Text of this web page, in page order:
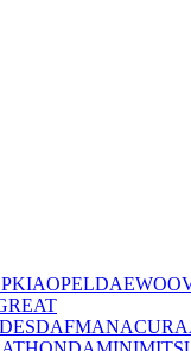
KIAOPELDAEWOO
DAFMANACURA